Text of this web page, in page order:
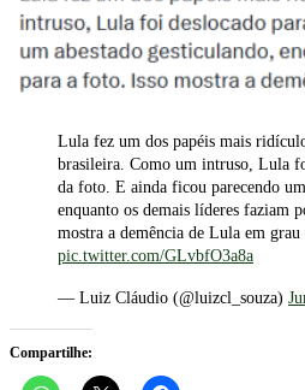
Lula fez um dos papéis mais
brasileira. Como um intruso, Lula
da foto. E ainda ficou parecendo
enquanto os demais líderes faziam
mostra a demência de Lula em grau
pic.twitter.com/GLvbfO3a8a
— Luiz Cláudio (@luizcl_souza)
Compartilhe: